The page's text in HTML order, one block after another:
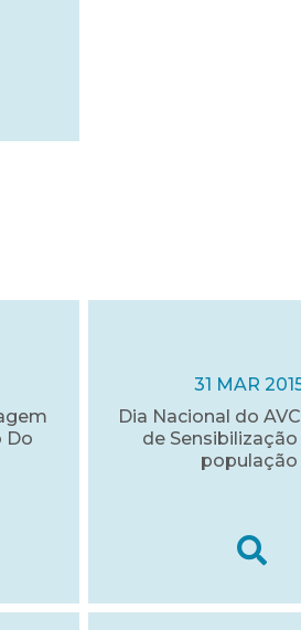
Do
31 MAR
Dia Nacional do
de Sensibilização
população